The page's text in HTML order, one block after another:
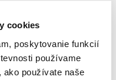
cookies
poskytovanie funkcií
používame
ako používate naše